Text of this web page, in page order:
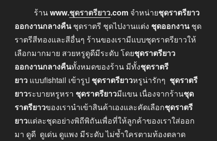
ร้านwww.ชุดราตรียาว.com จำหน่ายชุดราตรียาว
ออกงานกลางคืนชุดราตรี ชุดไปงานแต่ง ชุดออกงานชุด
ราตรีสีทองและสีอื่นๆ ร้านของเรามีแบบชุดราตรียาวให้
เลือกมากมาย สวยหรูดูดีมีระดับ โดยชุดราตรียาว
ออกงานกลางคืนทั้งหมดของร้าน มีทั้งชุดราตรี
ยาว แบบfishtail เข้ารูป ชุดราตรียาวหรูน่ารักๆ ชุดราตรี
ยาวระบายหรูหรา ชุดราตรียาวมีแขน เนื่องจากร้านชุด
ราตรียาวของเรานำเข้าสินค้าเองและคัดเลือกชุดราตรี
ยาวแต่ละชุดอย่างพิถีพิถันเพื่อที่ให้ลูกค้าของเราใส่ออก
มา ดูดี ดูเด่น ดูแพง มีระดับ ไม่ซ้ำใครตามท้องตลาด